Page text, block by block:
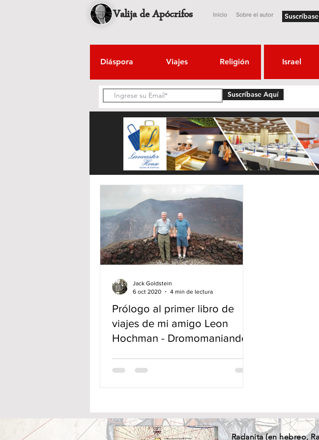
Valija de Apócrifos Inicio Sobre el autor Suscríbase
Diáspora Viajes Religión Israel
Suscríbase Aquí
Prólogo al primer libro de
viajes de mi amigo Leon
Hochman - Dromomaniando
Jack Goldstein
6 oct 2020
4 min de lectura
Radanita (enhebreo